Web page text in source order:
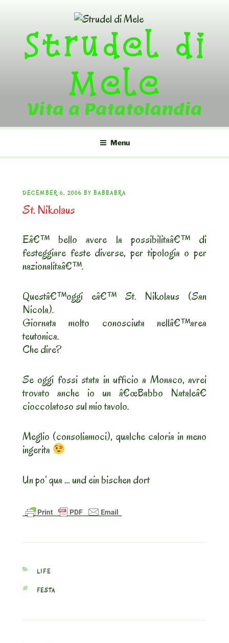
contentStrudel di
Mele
Vita a Patatolandia
Menu
POSTED
ON
DECEMBER 6, 2006 BY BABBABRA
St. Nikolaus
Eâ€™ bello avere la possibilitaâ€™ di
festeggiare feste diverse, per tipologia o per
nazionalitaâ€™.
Questâ€™oggi eâ€™ St. Nikolaus (San
Nicola).
Giornata molto conosciuta nellâ€™area
teutonica.
Che dire?
Se oggi fossi stata in ufficio a Monaco, avrei
trovato anche io un â€œBabbo Nataleâ€
cioccolatoso sul mio tavolo.
Meglio (consoliamoci), qualche caloria in meno
ingerita
Un po’ qua … und ein bischen dort
CATEGORIES
LIFE
TAGS
FESTA